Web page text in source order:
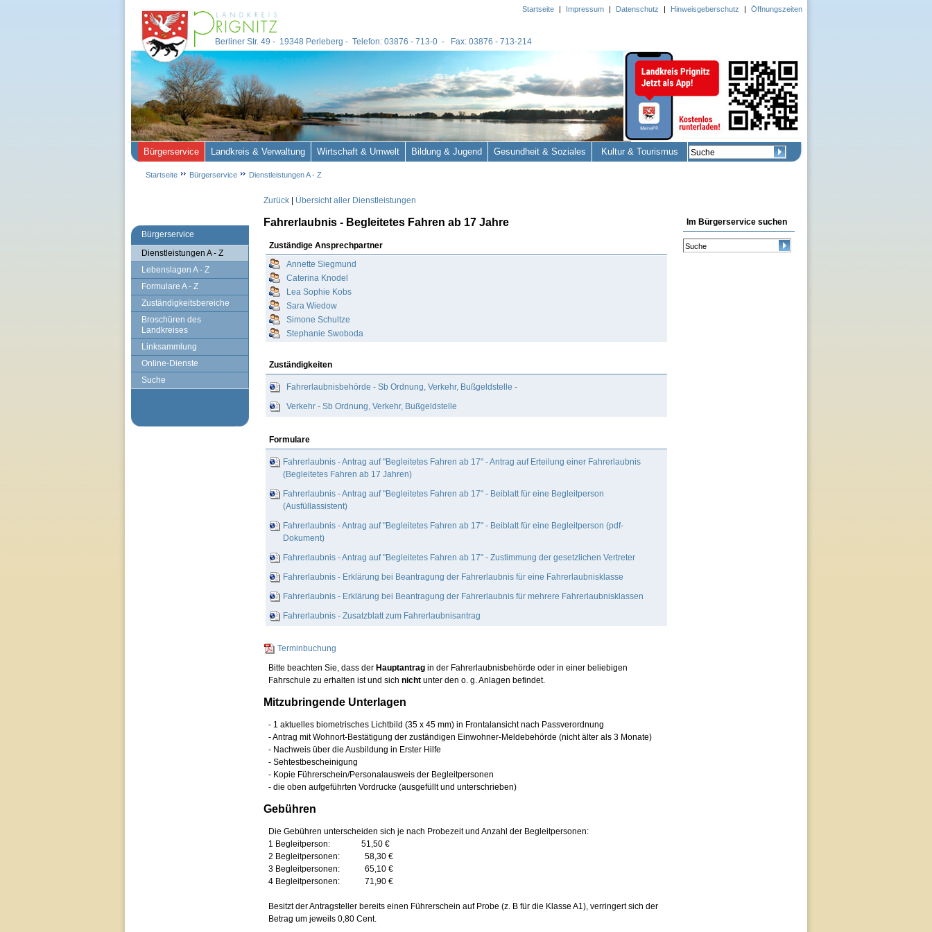
Bürgerservice
Dienstleistungen A - Z
Lebenslagen A - Z
Formulare A - Z
Zuständigkeitsbereiche
Broschüren des
Landkreises
Linksammlung
Online-Dienste
Suche
Zurück Übersicht aller Dienstleistungen
Fahrerlaubnis - Begleitetes Fahren ab 17 Jahre
Zuständige Ansprechpartner
Annette Siegmund
Caterina Knodel
Lea Sophie Kobs
Sara Wiedow
Simone Schultze
Stephanie Swoboda
Zuständigkeiten
Fahrerlaubnisbehörde - Sb Ordnung, Verkehr, Bußgeldstelle -
Verkehr - Sb Ordnung, Verkehr, Bußgeldstelle
Formulare
Fahrerlaubnis - Antrag auf "Begleitetes Fahren ab 17" - Antrag auf Erteilung einer Fahrerlaubnis
(Begleitetes Fahren ab 17 Jahren)
Fahrerlaubnis - Antrag auf "Begleitetes Fahren ab 17" - Beiblatt für eine Begleitperson
(Ausfüllassistent)
Fahrerlaubnis - Antrag auf "Begleitetes Fahren ab 17" - Beiblatt für eine Begleitperson (pdf-
Dokument)
Fahrerlaubnis - Antrag auf "Begleitetes Fahren ab 17" - Zustimmung der gesetzlichen Vertreter
Fahrerlaubnis - Erklärung bei Beantragung der Fahrerlaubnis für eine Fahrerlaubnisklasse
Fahrerlaubnis - Erklärung bei Beantragung der Fahrerlaubnis für mehrere Fahrerlaubnisklassen
Fahrerlaubnis - Zusatzblatt zum Fahrerlaubnisantrag
Terminbuchung
Bitte beachten Sie, dass der Hauptantrag in der Fahrerlaubnisbehörde oder in einer beliebigen
Fahrschule zu erhalten ist und sich nicht unter den o. g. Anlagen befindet.
Mitzubringende Unterlagen
- 1 aktuelles biometrisches Lichtbild (35 x 45 mm) in Frontalansicht nach Passverordnung
- Antrag mit Wohnort-Bestätigung der zuständigen Einwohner-Meldebehörde (nicht älter als 3 Monate)
- Nachweis über die Ausbildung in Erster Hilfe
- Sehtestbescheinigung
- Kopie Führerschein/Personalausweis der Begleitpersonen
- die oben aufgeführten Vordrucke (ausgefüllt und unterschrieben)
Gebühren
Die Gebühren unterscheiden sich je nach Probezeit und Anzahl der Begleitpersonen:
1 Begleitperson: 51,50 €
2 Begleitpersonen: 58,30 €
3 Begleitpersonen: 65,10 €
4 Begleitpersonen: 71,90 €
Besitzt der Antragsteller bereits einen Führerschein auf Probe (z. B für die Klasse A1), verringert sich der
Betrag um jeweils 0,80 Cent.
Im Bürgerservice suchen
Berliner Str. 49 - 19348 Perleberg - Telefon: 03876 - 713-0 - Fax: 03876 - 713-214
Startseite | Impressum | Datenschutz | Hinweisgeberschutz | Öffnungszeiten
Bürgerservice Landkreis & Verwaltung Wirtschaft & Umwelt Bildung & Jugend Gesundheit & Soziales Kultur & Tourismus
Startseite Bürgerservice Dienstleistungen A - Z